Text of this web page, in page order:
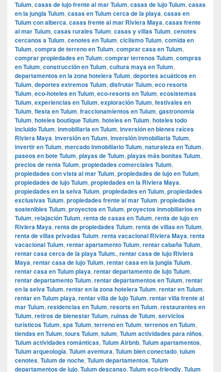
Tulum, casas de lujo frente al mar Tulum, casas de lujo Tulum, casas
en la jungla Tulum, casas en Tulum cerca de la playa, casas en
Tulum con alberca, casas frente al mar Riviera Maya, casas frente
al mar Tulum, casas rurales Tulum, casas y villas Tulum, cenotes
cercanos a Tulum, cenotes en Tulum, ciclismo Tulum, comida en
Tulum, compra de terreno en Tulum, comprar casa en Tulum,
comprar propiedades en Tulum, comprar terrenos Tulum, compras
en Tulum, construcción en Tulum, cultura maya en Tulum,
departamentos en la zona hotelera Tulum, deportes acuáticos en
Tulum, deportes extremos Tulum, disfrutar Tulum, eco resorts
Tulum, eco-hoteles en Tulum, eco-resorts en Tulum, ecosistemas
Tulum, experiencias en Tulum, exploración Tulum, festivales en
Tulum, fiesta en Tulum, fraccionamientos en Tulum, gastronomía
Tulum, hoteles boutique Tulum, hoteles en Tulum, hoteles todo
incluido Tulum, inmobiliaria en Tulum, inversión en bienes raíces
Riviera Maya, inversión en Tulum, inversión inmobiliaria Tulum,
invertir en Tulum, mercado inmobiliario Tulum, naturaleza en Tulum,
paseos en bote Tulum, playas de Tulum, playas más bonitas Tulum,
precios de renta Tulum, propiedades comerciales Tulum,
propiedades con vista al mar Tulum, propiedades de lujo en Tulum,
propiedades de lujo Tulum, propiedades en la Riviera Maya,
propiedades en la selva Tulum, propiedades en Tulum, propiedades
exclusivas Tulum, propiedades frente al mar Tulum, propiedades
sostenibles Tulum, proyectos en Tulum, proyectos inmobiliarios en
Tulum, relajación Tulum, renta de casas en Tulum, renta de lujo en
Riviera Maya, renta de propiedades Tulum, renta de villas en Tulum,
renta de villas privadas Tulum, renta vacacional Riviera Maya, renta
vacacional Tulum, rentar apartamento Tulum, rentar cabaña Tulum,
rentar casa cerca de la playa Tulum., rentar casa de lujo Riviera
Maya, rentar casa de lujo Tulum, rentar casa en la jungla Tulum,
rentar casa en Tulum playa, rentar departamento de lujo Tulum,
rentar departamento Tulum, rentar departamentos en Tulum, rentar
en la selva Tulum, rentar en la zona hotelera Tulum, rentar en Tulum,
rentar en Tulum playa, rentar villa de lujo Tulum, rentar villa frente al
mar Tulum, residencias en Tulum, resorts en Tulum, restaurantes en
Tulum, retiros de bienestar Tulum, ruinas de Tulum, servicios
turísticos Tulum, spa Tulum, terreno en Tulum, terrenos en Tulum,
tiendas en Tulum, tours Tulum, tulum, Tulum actividades para niños,
Tulum actividades románticas, Tulum Airbnb, Tulum apartamentos,
Tulum arqueología, Tulum aventura, Tulum bien conectado, tulum
cenotes, Tulum de noche, Tulum departamentos, Tulum
departamentos de lujo, Tulum descanso, Tulum eco-friendly, Tulum